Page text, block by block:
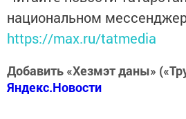
национальном
https://max.ru/tatmedia
Добавить «Хезмэт даны»
Яндекс.Новости